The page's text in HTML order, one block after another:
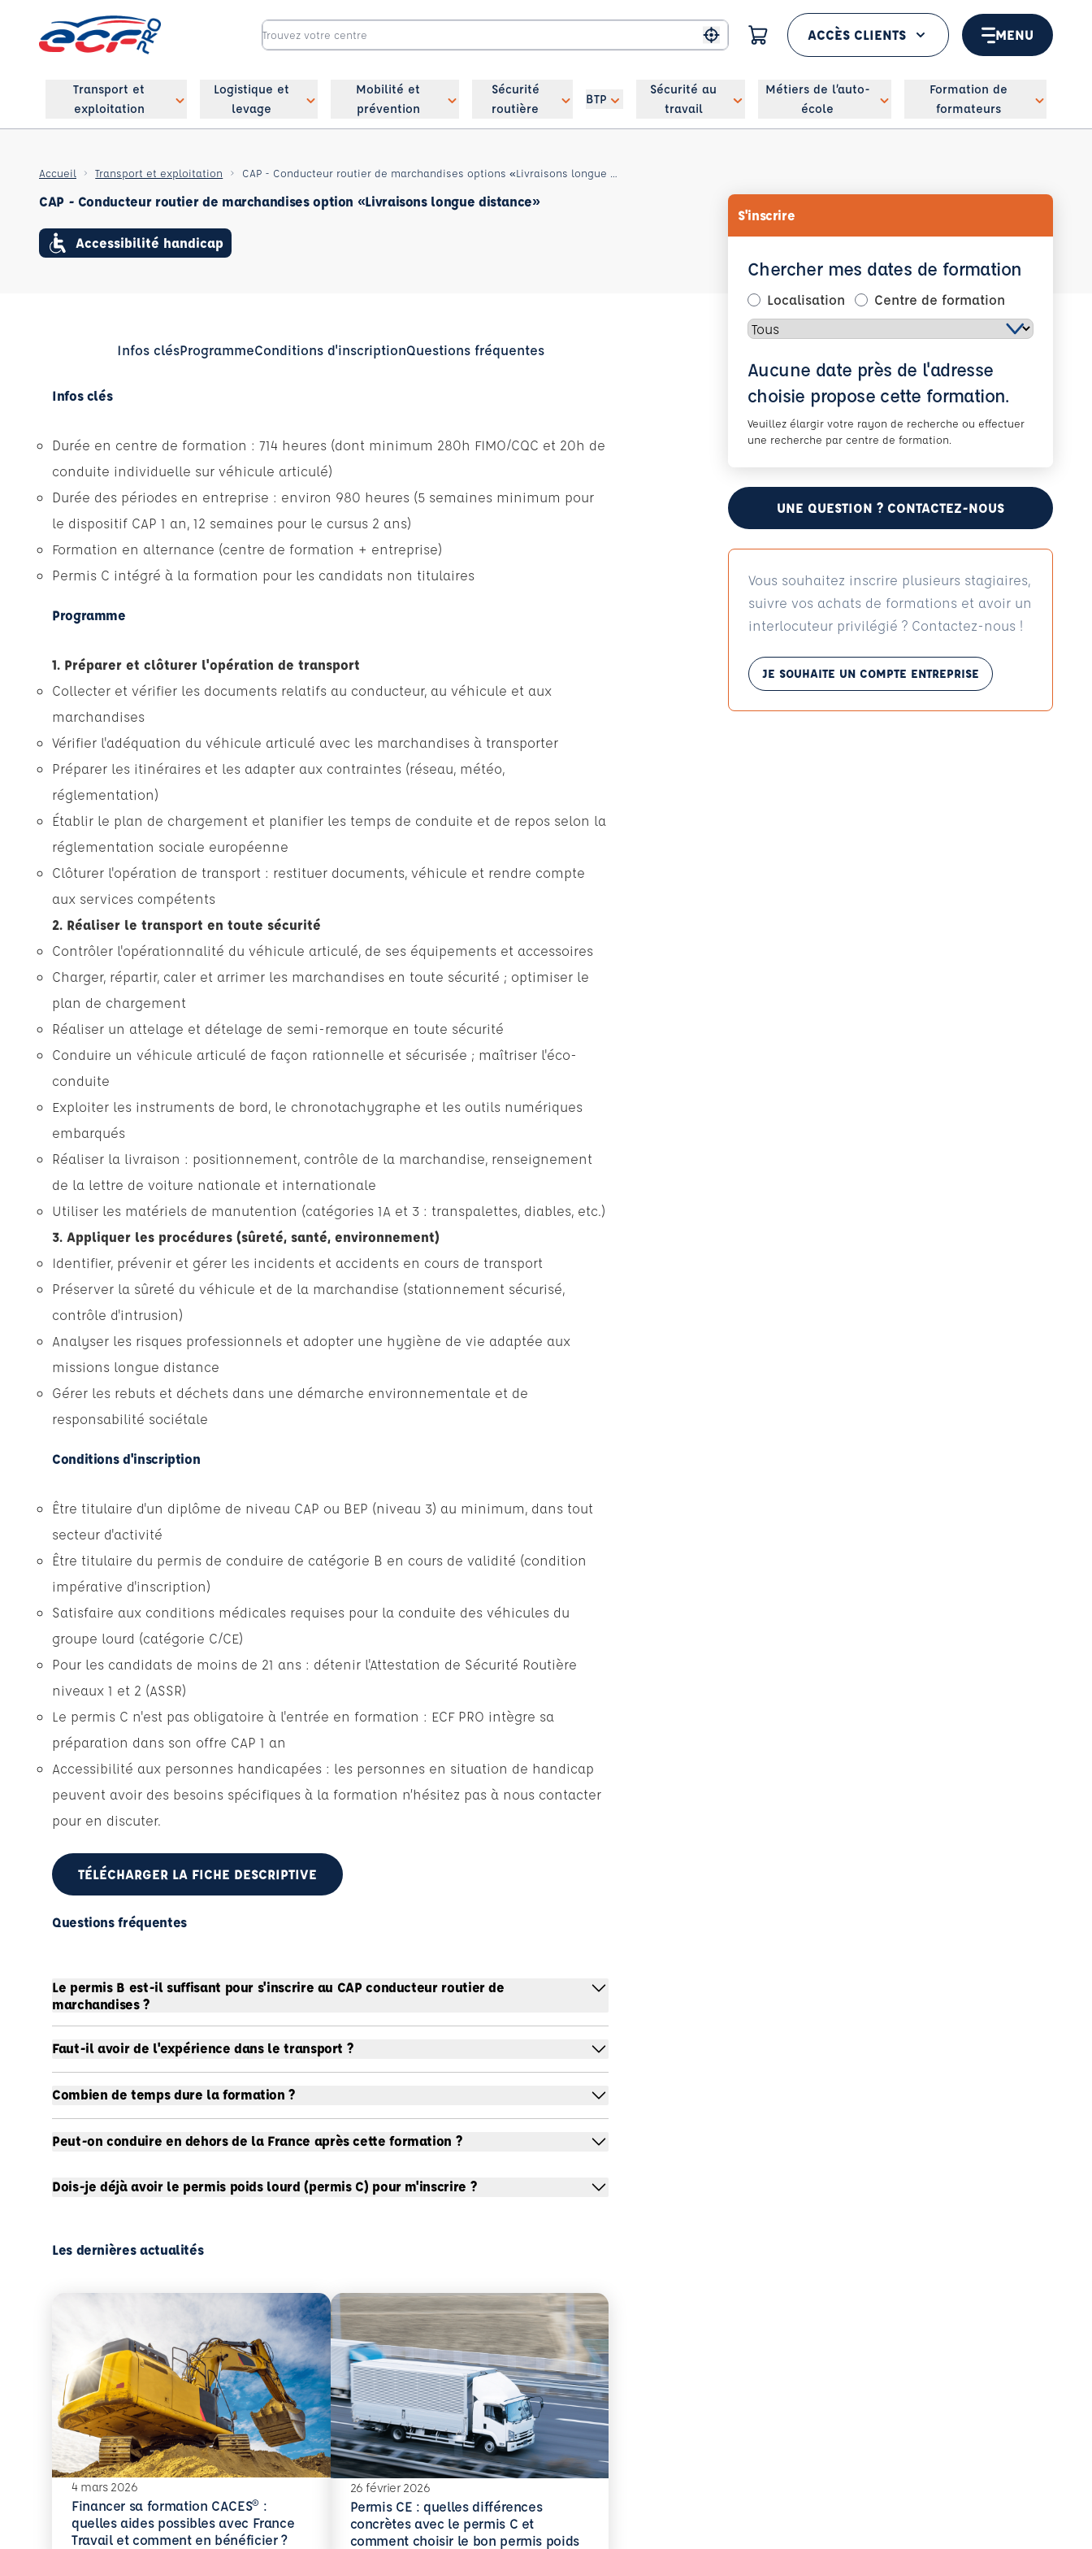
Me géolocaliser
ACCÈS CLIENTS MENU
Transport et
exploitation
Logistique et
levage
Mobilité et
prévention
Sécurité
routière
BTP
Sécurité au
travail
Métiers de l’auto-
école
Formation de
formateurs
Accueil Transport et exploitation
CAP - Conducteur routier de marchandises option «Livraisons longue distance»
Accessibilité handicap
Infos clésProgrammeConditions d'inscriptionQuestions fréquentes
Infos clés
Durée en centre de formation : 714 heures (dont minimum 280h FIMO/CQC et 20h de
conduite individuelle sur véhicule articulé)
Durée des périodes en entreprise : environ 980 heures (5 semaines minimum pour
le dispositif CAP 1 an, 12 semaines pour le cursus 2 ans)
Formation en alternance (centre de formation + entreprise)
Permis C intégré à la formation pour les candidats non titulaires
Programme
1. Préparer et clôturer l'opération de transport
Collecter et vérifier les documents relatifs au conducteur, au véhicule et aux
marchandises
Vérifier l'adéquation du véhicule articulé avec les marchandises à transporter
Préparer les itinéraires et les adapter aux contraintes (réseau, météo,
réglementation)
Établir le plan de chargement et planifier les temps de conduite et de repos selon la
réglementation sociale européenne
Clôturer l'opération de transport : restituer documents, véhicule et rendre compte
aux services compétents
2. Réaliser le transport en toute sécurité
Contrôler l'opérationnalité du véhicule articulé, de ses équipements et accessoires
Charger, répartir, caler et arrimer les marchandises en toute sécurité ; optimiser le
plan de chargement
Réaliser un attelage et dételage de semi-remorque en toute sécurité
Conduire un véhicule articulé de façon rationnelle et sécurisée ; maîtriser l'éco-
conduite
Exploiter les instruments de bord, le chronotachygraphe et les outils numériques
embarqués
Réaliser la livraison : positionnement, contrôle de la marchandise, renseignement
de la lettre de voiture nationale et internationale
Utiliser les matériels de manutention (catégories 1A et 3 : transpalettes, diables, etc.)
3. Appliquer les procédures (sûreté, santé, environnement)
Identifier, prévenir et gérer les incidents et accidents en cours de transport
Préserver la sûreté du véhicule et de la marchandise (stationnement sécurisé,
contrôle d'intrusion)
Analyser les risques professionnels et adopter une hygiène de vie adaptée aux
missions longue distance
Gérer les rebuts et déchets dans une démarche environnementale et de
responsabilité sociétale
Conditions d'inscription
Être titulaire d'un diplôme de niveau CAP ou BEP (niveau 3) au minimum, dans tout
secteur d'activité
Être titulaire du permis de conduire de catégorie B en cours de validité (condition
impérative d'inscription)
Satisfaire aux conditions médicales requises pour la conduite des véhicules du
groupe lourd (catégorie C/CE)
Pour les candidats de moins de 21 ans : détenir l'Attestation de Sécurité Routière
niveaux 1 et 2 (ASSR)
Le permis C n'est pas obligatoire à l'entrée en formation : ECF PRO intègre sa
préparation dans son offre CAP 1 an
Accessibilité aux personnes handicapées : les personnes en situation de handicap
peuvent avoir des besoins spécifiques à la formation n’hésitez pas à nous contacter
pour en discuter.
TÉLÉCHARGER LA FICHE DESCRIPTIVE
Questions fréquentes
Le permis B est-il suffisant pour s'inscrire au CAP conducteur routier de
marchandises ?
Faut-il avoir de l'expérience dans le transport ?
Combien de temps dure la formation ?
Peut-on conduire en dehors de la France après cette formation ?
Dois-je déjà avoir le permis poids lourd (permis C) pour m'inscrire ?
Les dernières actualités
4 mars 2026
Financer sa formation CACES® :
quelles aides possibles avec France
Travail et comment en bénéficier ?
En savoir plus
26 février 2026
Permis CE : quelles différences
concrètes avec le permis C et
comment choisir le bon permis poids
S'inscrire
Chercher mes dates de formation
Localisation Centre de formation
Aucune date près de l'adresse
choisie propose cette formation.
Veuillez élargir votre rayon de recherche ou effectuer
une recherche par centre de formation.
UNE QUESTION ? CONTACTEZ-NOUS
Vous souhaitez inscrire plusieurs stagiaires,
suivre vos achats de formations et avoir un
interlocuteur privilégié ? Contactez-nous !
JE SOUHAITE UN COMPTE ENTREPRISE